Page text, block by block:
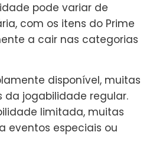
pode variar de
com os itens do Prime
a cair nas categorias
disponível, muitas
da jogabilidade regular.
limitada, muitas
eventos especiais ou